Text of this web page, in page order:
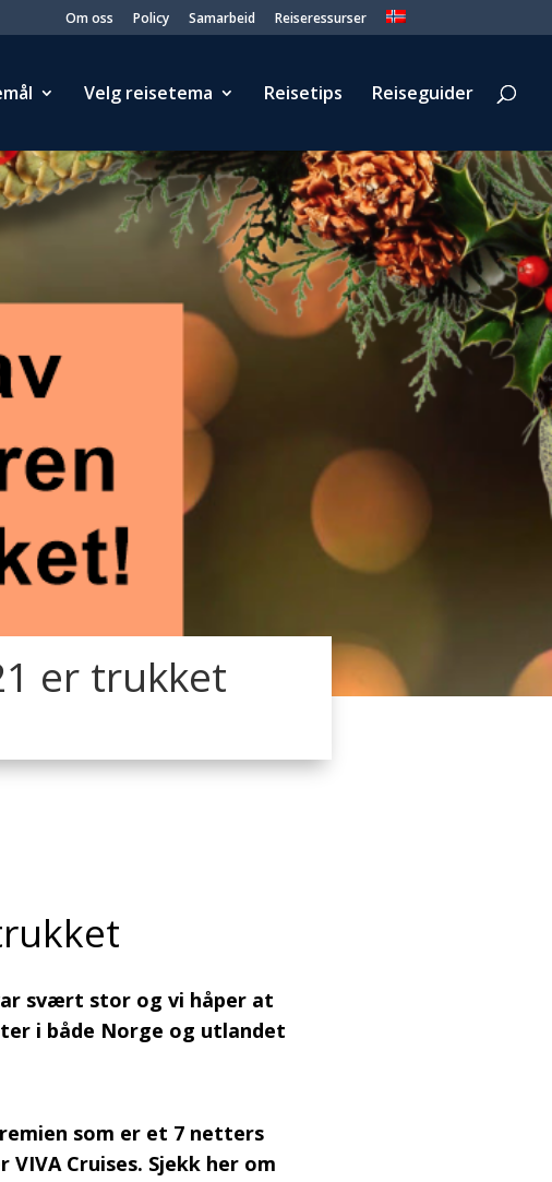
Om oss Policy Samarbeid Reiseressurser
Velg reisetema Reisetips Reiseguider
er trukket
svært stor og vi håper at
i både Norge og utlandet
som er et 7 netters
Cruises. Sjekk her om